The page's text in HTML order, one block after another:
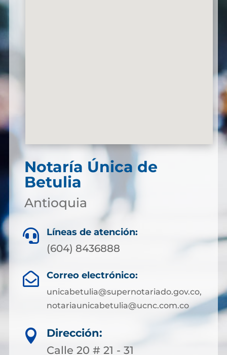
Notaría Única de
Betulia
Antioquia
 Líneas de atención:
(604) 8436888
 Correo electrónico:
unicabetulia@supernotariado.gov.co,
notariaunicabetulia@ucnc.com.co

Dirección:
Calle 20 # 21 - 31